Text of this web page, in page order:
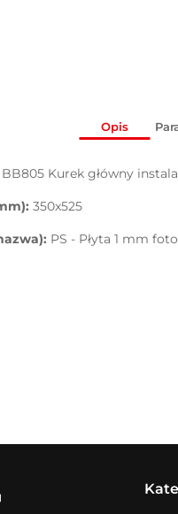
Opis
BB805 Kurek główny
350x525
PS - Płyta 1 mm